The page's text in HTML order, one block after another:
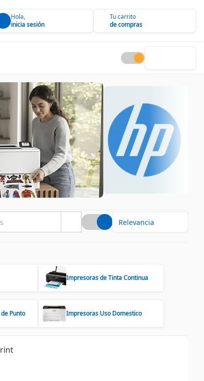
Hola,
inicia sesión
Tu carrito
de compras
Impresoras de Tinta Continua
Punto Impresoras Uso Domestico